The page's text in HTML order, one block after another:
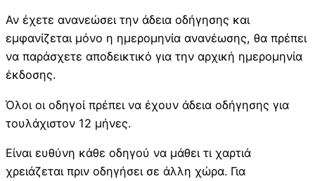
Αν έχετε ανανεώσει την άδεια οδήγησης και
εμφανίζεται μόνο η ημερομηνία ανανέωσης, θα πρέπει
να παράσχετε αποδεικτικό για την αρχική ημερομηνία
έκδοσης.
Όλοι οι οδηγοί πρέπει να έχουν άδεια οδήγησης για
τουλάχιστον 12 μήνες.
Είναι ευθύνη κάθε οδηγού να μάθει τι χαρτιά
χρειάζεται πριν οδηγήσει σε άλλη χώρα. Για